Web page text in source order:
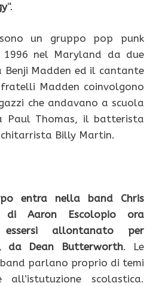
“.
un gruppo pop punk
nel Maryland da due
Madden ed il cantante
Madden coinvolgono
che andavano a scuola
Paul Thomas, il batterista
Billy Martin.
entra nella band Chris
Aaron Escolopio ora
allontanato per
da Dean Butterworth. Le
parlano proprio di temi
scolastica.